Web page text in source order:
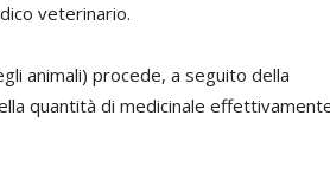
veterinario.
animali) procede, a seguito della
quantità di medicinale